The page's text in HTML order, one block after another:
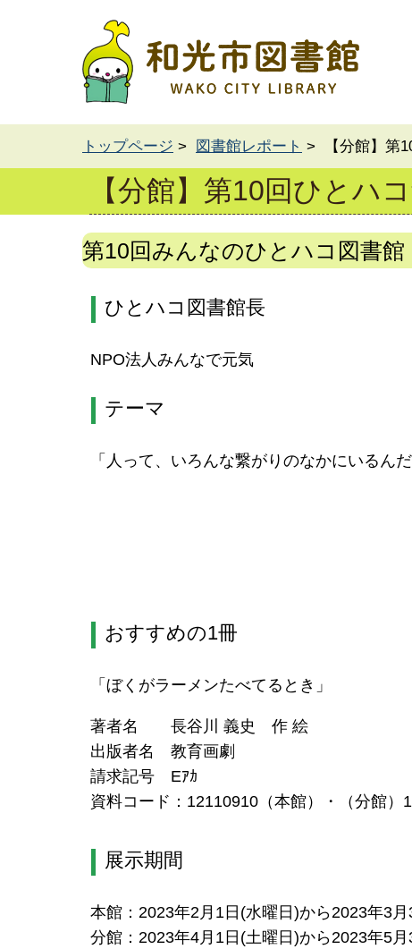
トップページ > 図書館レポート > 【分館】第
【分館】第10回ひとハ
第10回みんなのひとハコ図書館
ひとハコ図書館長
NPO法人みんなで元気
テーマ
「人って、いろんな繋がりのなかにいるん
おすすめの1冊
「ぼくがラーメンたべてるとき」
著者名 長谷川 義史 作 絵
出版者名 教育画劇
請求記号 Eｱｶ
資料コード：12110910（本館）・（分館）
展示期間
本館：2023年2月1日(水曜日)から2023年3
分館：2023年4月1日(土曜日)から2023年5